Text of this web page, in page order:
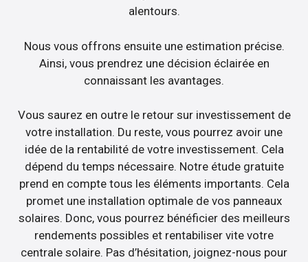
alentours.
Nous vous offrons ensuite une estimation précise.
Ainsi, vous prendrez une décision éclairée en
connaissant les avantages.
Vous saurez en outre le retour sur investissement de
votre installation. Du reste, vous pourrez avoir une
idée de la rentabilité de votre investissement. Cela
dépend du temps nécessaire. Notre étude gratuite
prend en compte tous les éléments importants. Cela
promet une installation optimale de vos panneaux
solaires. Donc, vous pourrez bénéficier des meilleurs
rendements possibles et rentabiliser vite votre
centrale solaire. Pas d’hésitation, joignez-nous pour